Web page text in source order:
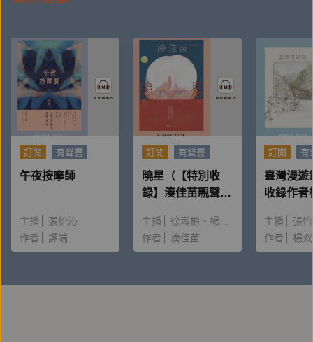
====
產品企劃：王子懿
錄音/後製：黃德瑋
訂閱 有聲書
午夜按摩師
主播
張怡沁
作者
譚端
訂閱 有聲書
曉星（【特別收
錄】湊佳苗親聲朗
主播 徐壽柏
楊雅淳
作者
湊佳苗
訂閱 有
臺灣漫遊
收錄作者
主播
張
作者
楊